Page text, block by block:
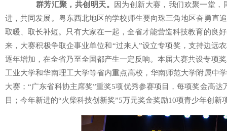
群芳汇聚，共创明天。
因为创新大赛，我们欢聚一堂
进，共同发展。粤东西北地区的学校师生要向珠三角地区奋勇直
取暖、取长补短。只有大家在一起，全省才能营造科技教育的良
来，大赛积极争取企事业单位和“过来人”设立专项奖，支持边远
逐年增加，在全省乃至全国都产生一定反响。本届大赛共设专项
工业大学和华南理工大学等省内重点高校，华南师范大学附属中
大赛；“广东省科协主席奖”重奖5项优秀参赛项目，每项奖金高
目；今年新进的“火柴科技创新奖”5万元奖金奖励10项青少年创新